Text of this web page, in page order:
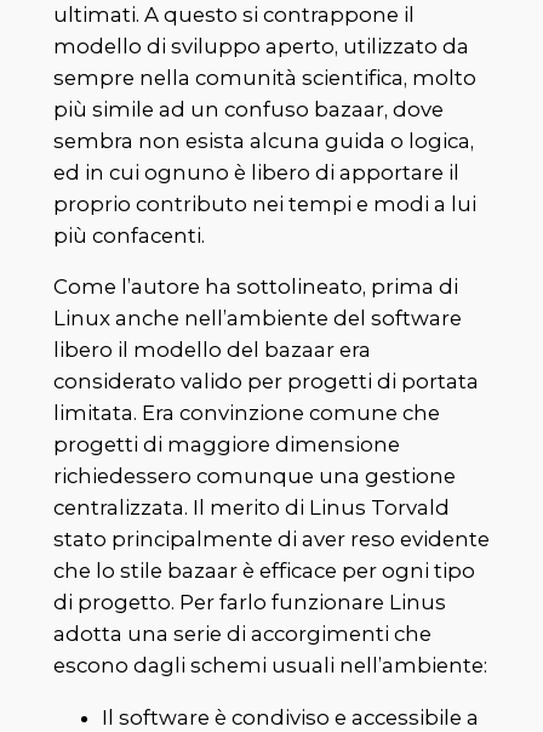
ultimati. A questo si contrappone il
modello di sviluppo aperto, utilizzato da
sempre nella comunità scientifica, molto
più simile ad un confuso bazaar, dove
sembra non esista alcuna guida o logica,
ed in cui ognuno è libero di apportare il
proprio contributo nei tempi e modi a lui
più confacenti.
Come l’autore ha sottolineato, prima di
Linux anche nell’ambiente del software
libero il modello del bazaar era
considerato valido per progetti di portata
limitata. Era convinzione comune che
progetti di maggiore dimensione
richiedessero comunque una gestione
centralizzata. Il merito di Linus Torvald
stato principalmente di aver reso evidente
che lo stile bazaar è efficace per ogni tipo
di progetto. Per farlo funzionare Linus
adotta una serie di accorgimenti che
escono dagli schemi usuali nell’ambiente:
Il software è condiviso e accessibile a